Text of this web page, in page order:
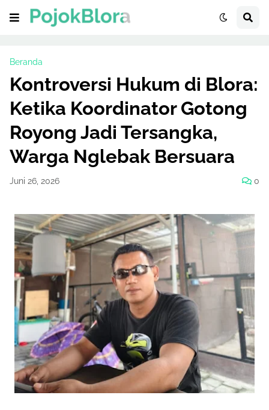
Beranda
Kontroversi Hukum di Blora:
Ketika Koordinator Gotong
Royong Jadi Tersangka,
Warga Nglebak Bersuara
Juni 26, 2026 0